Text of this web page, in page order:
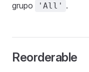
grupo
'All' .
Reorderable